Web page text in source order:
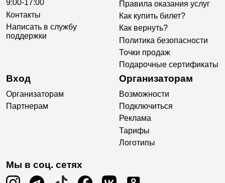
9:00-17:00
Контакты
Написать в службу
поддержки
Правила оказания услуг
Как купить билет?
Как вернуть?
Политика безопасности
Точки продаж
Подарочные сертификаты
Вход
Организаторам
Партнерам
Организаторам
Возможности
Подключиться
Реклама
Тарифы
Логотипы
Мы в соц. сетях